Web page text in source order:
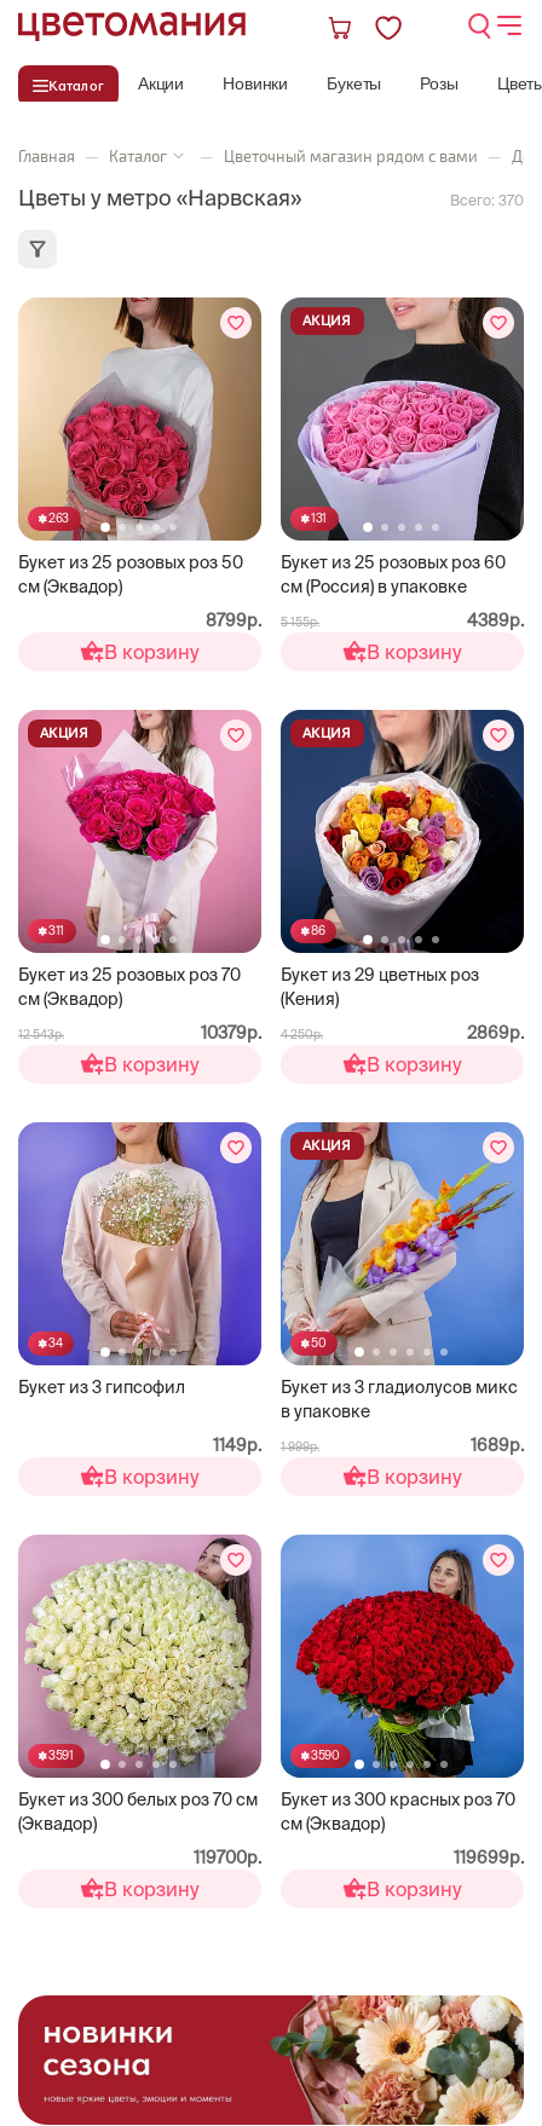
Каталог Акции Новинки Букеты Розы
Главная — Каталог — Цветочный магазин рядом с вами —
Цветы у метро «Нарвская» Всего: 370
263
Букет из 25 розовых роз 50
см (Эквадор)
8799р.
В корзину
131
Букет из 25 розовых роз 60
см (Россия) в упаковке
АКЦИЯ
5 155р. 4389р.
В корзину
311
Букет из 25 розовых роз 70
см (Эквадор)
АКЦИЯ
12 543р. 10379р.
В корзину
86
Букет из 29 цветных роз
(Кения)
АКЦИЯ
4 250р. 2869р.
В корзину
34
Букет из 3 гипсофил
1149р.
В корзину
50
Букет из 3 гладиолусов микс
в упаковке
АКЦИЯ
1 999р. 1689р.
В корзину
3591
Букет из 300 белых роз 70 см
(Эквадор)
119700р.
В корзину
3590
Букет из 300 красных роз 70
см (Эквадор)
119699р.
В корзину